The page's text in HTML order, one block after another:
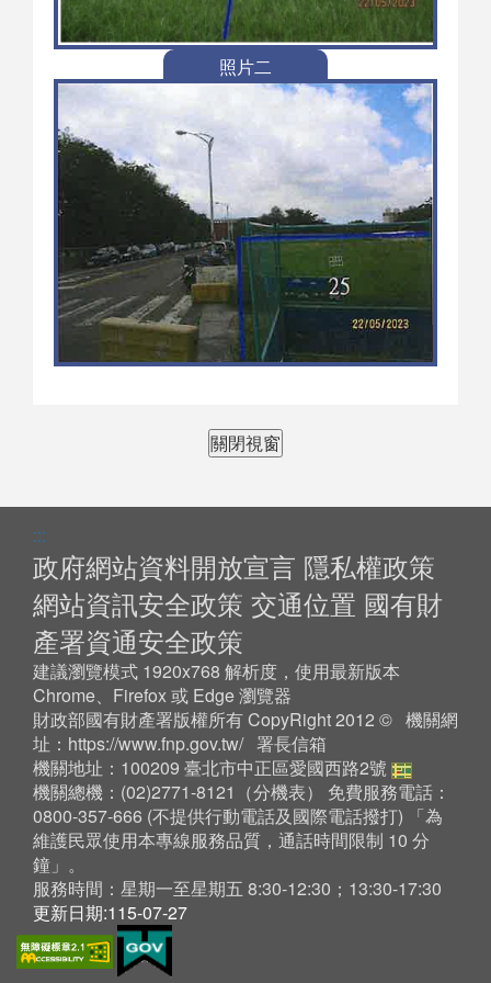
照片二
關閉視窗
:::
政府網站資料開放宣言 隱私權政策
網站資訊安全政策 交通位置 國有財
產署資通安全政策
建議瀏覽模式 1920x768 解析度，使用最新版本
Chrome、Firefox 或 Edge 瀏覽器
財政部國有財產署版權所有 CopyRight 2012 © 機關網
址： https://www.fnp.gov.tw/ 署長信箱
機關地址：100209 臺北市中正區愛國西路2號
機關總機：(02)2771-8121（分機表） 免費服務電話：
0800-357-666 (不提供行動電話及國際電話撥打) 「為
維護民眾使用本專線服務品質，通話時間限制 10 分
鐘」。
服務時間：星期一至星期五 8:30-12:30；13:30-17:30
更新日期:115-07-27